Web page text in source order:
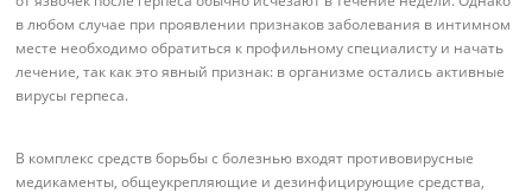
в любом случае при проявлении признаков заболевания в интимном
месте необходимо обратиться к профильному специалисту и начать
лечение, так как это явный признак: в организме остались активные
вирусы герпеса.
В комплекс средств борьбы с болезнью входят противовирусные
медикаменты, общеукрепляющие и дезинфицирующие средства,